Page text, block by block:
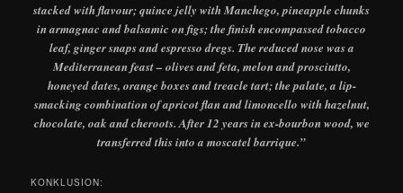
stacked with flavour; quince jelly with Manchego, pineapple chunks
in armagnac and balsamic on figs; the finish encompassed tobacco
leaf, ginger snaps and espresso dregs. The reduced nose was a
Mediterranean feast – olives and feta, melon and prosciutto,
honeyed dates, orange boxes and treacle tart; the palate, a lip-
smacking combination of apricot flan and limoncello with hazelnut,
chocolate, oak and cheroots. After 12 years in ex-bourbon wood, we
transferred this into a moscatel barrique.”
KONKLUSION: